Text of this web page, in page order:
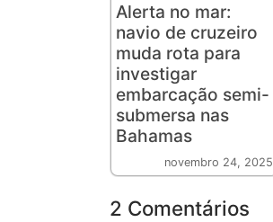
Alerta no mar:
navio de cruzeiro
muda rota para
investigar
embarcação semi-
submersa nas
Bahamas
novembro 24, 2025
2 Comentários